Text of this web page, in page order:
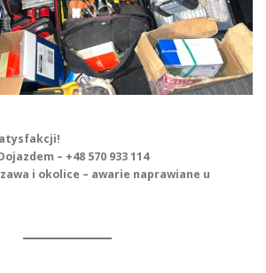
– +48 570 933 114
i okolice – awarie naprawiane u